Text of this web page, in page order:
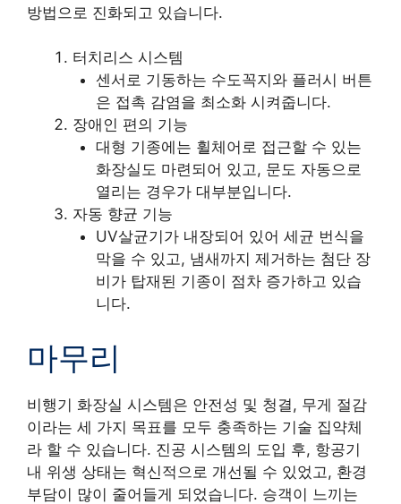
방법으로 진화되고 있습니다.
터치리스 시스템
센서로 기동하는 수도꼭지와 플러시 버튼
은 접촉 감염을 최소화 시켜줍니다.
장애인 편의 기능
대형 기종에는 휠체어로 접근할 수 있는
화장실도 마련되어 있고, 문도 자동으로
열리는 경우가 대부분입니다.
자동 향균 기능
UV살균기가 내장되어 있어 세균 번식을
막을 수 있고, 냄새까지 제거하는 첨단 장
비가 탑재된 기종이 점차 증가하고 있습
니다.
마무리
비행기 화장실 시스템은 안전성 및 청결, 무게 절감
이라는 세 가지 목표를 모두 충족하는 기술 집약체
라 할 수 있습니다. 진공 시스템의 도입 후, 항공기
내 위생 상태는 혁신적으로 개선될 수 있었고, 환경
부담이 많이 줄어들게 되었습니다. 승객이 느끼는